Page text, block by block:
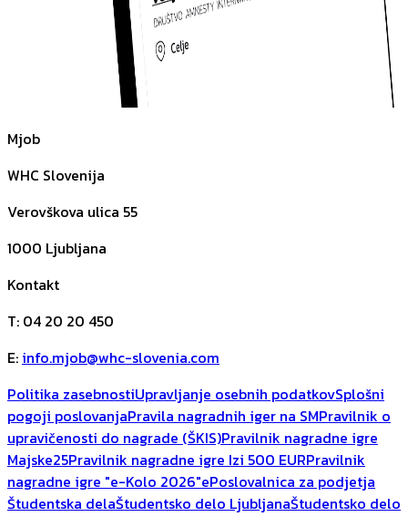
Mjob
WHC Slovenija
Verovškova ulica 55
1000 Ljubljana
Kontakt
T: 04 20 20 450
E: info.mjob@whc-slovenia.com
Politika zasebnostiUpravljanje osebnih podatkovSplošni
pogoji poslovanjaPravila nagradnih iger na SMPravilnik o
upravičenosti do nagrade (ŠKIS)Pravilnik nagradne igre
Majske25Pravilnik nagradne igre Izi 500 EURPravilnik
nagradne igre "e-Kolo 2026"ePoslovalnica za podjetja
Študentska delaŠtudentsko delo LjubljanaŠtudentsko delo